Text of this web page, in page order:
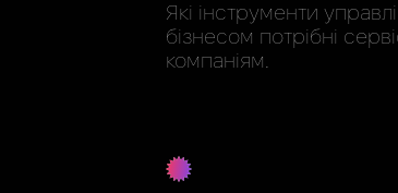
Які інструменти
бізнесом потрібні
компаніям.